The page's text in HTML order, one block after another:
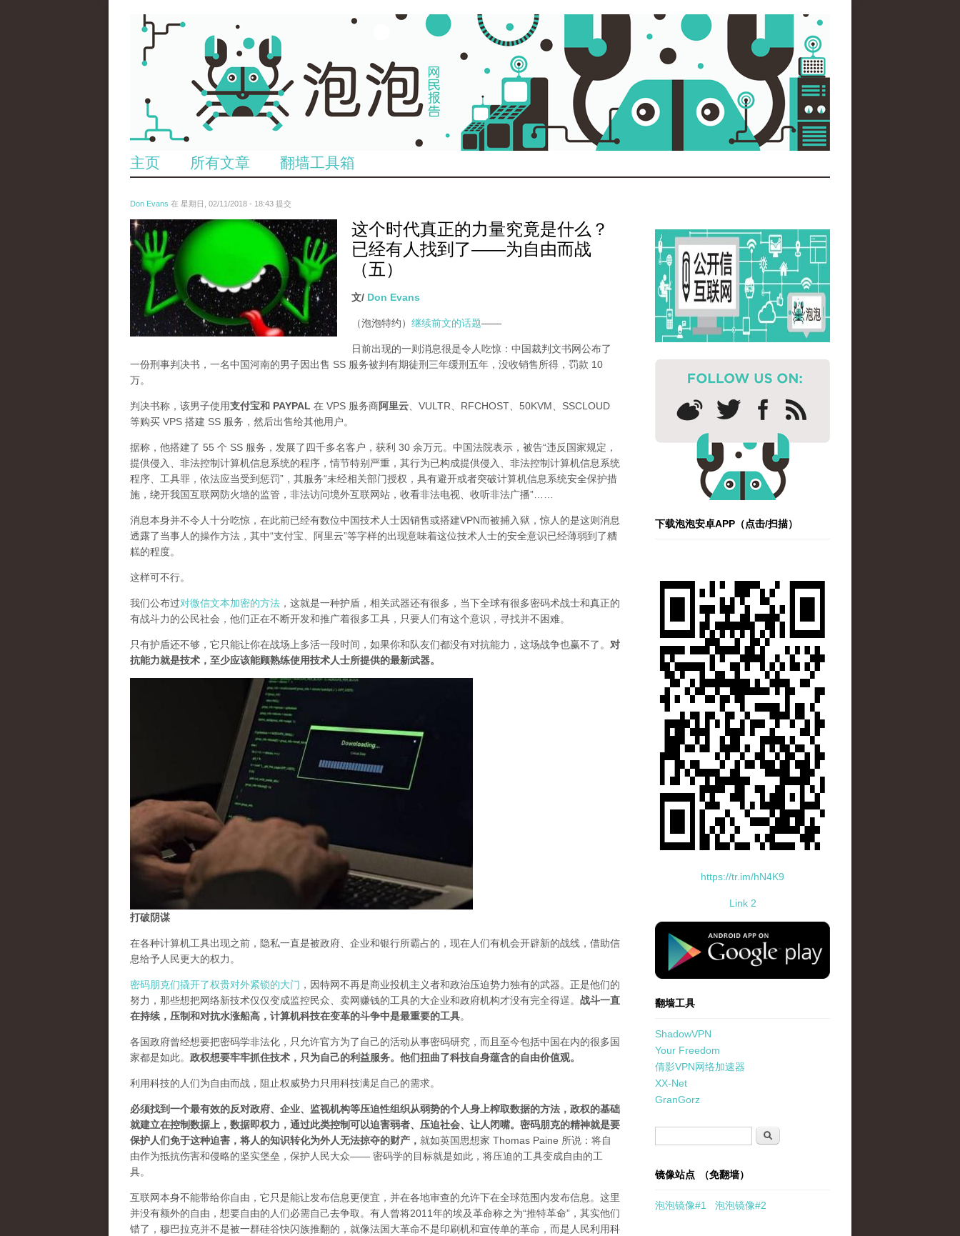
主页 所有文章 翻墙工具箱
Don Evans 在 星期日, 02/11/2018 - 18:43 提交
wechatimg1429.jpeg
这个时代真正的力量究竟是什么？
已经有人找到了——为自由而战
（五）
文/ Don Evans
（泡泡特约） 继续前文的话题——
日前出现的一则消息很是令人吃惊：中国裁判文书网公布了
一份刑事判决书，一名中国河南的男子因出售 SS 服务被判有期徒刑三年缓刑五年，没收销售所得，罚款 10
万。
判决书称，该男子使用支付宝和 PAYPAL 在 VPS 服务商阿里云 、VULTR、RFCHOST、50KVM、SSCLOUD
等购买 VPS 搭建 SS 服务，然后出售给其他用户。
据称，他搭建了 55 个 SS 服务，发展了四千多名客户，获利 30 余万元。中国法院表示，被告“违反国家规定，
提供侵入、非法控制计算机信息系统的程序，情节特别严重，其行为已构成提供侵入、非法控制计算机信息系统
程序、工具罪，依法应当受到惩罚”，其服务“未经相关部门授权，具有避开或者突破计算机信息系统安全保护措
施，绕开我国互联网防火墙的监管，非法访问境外互联网站，收看非法电视、收听非法广播”……
消息本身并不令人十分吃惊，在此前已经有数位中国技术人士因销售或搭建VPN而被捕入狱，惊人的是这则消息
透露了当事人的操作方法，其中“支付宝、阿里云”等字样的出现意味着这位技术人士的安全意识已经薄弱到了糟
糕的程度。
这样可不行。
我们公布过对微信文本加密的方法 ，这就是一种护盾，相关武器还有很多，当下全球有很多密码术战士和真正的
有战斗力的公民社会，他们正在不断开发和推广着很多工具，只要人们有这个意识，寻找并不困难。
只有护盾还不够，它只能让你在战场上多活一段时间，如果你和队友们都没有对抗能力，这场战争也赢不了。 对
抗能力就是技术，至少应该能顾熟练使用技术人士所提供的最新武器。
打破阴谋
在各种计算机工具出现之前，隐私一直是被政府、企业和银行所霸占的，现在人们有机会开辟新的战线，借助信
息给予人民更大的权力。
密码朋克们撬开了权贵对外紧锁的大门 ，因特网不再是商业投机主义者和政治压迫势力独有的武器。正是他们的
努力，那些想把网络新技术仅仅变成监控民众、卖网赚钱的工具的大企业和政府机构才没有完全得逞。 战斗一直
在持续，压制和对抗水涨船高，计算机科技在变革的斗争中是最重要的工具。
各国政府曾经想要把密码学非法化，只允许官方为了自己的活动从事密码研究，而且至今包括中国在内的很多国
家都是如此。 政权想要牢牢抓住技术，只为自己的利益服务。他们扭曲了科技自身蕴含的自由价值观。
利用科技的人们为自由而战，阻止权威势力只用科技满足自己的需求。
必须找到一个最有效的反对政府、企业、监视机构等压迫性组织从弱势的个人身上榨取数据的方法，政权的基础
就建立在控制数据上，数据即权力，通过此类控制可以迫害弱者、压迫社会、让人闭嘴。密码朋克的精神就是要
保护人们免于这种迫害，将人的知识转化为外人无法掠夺的财产 ， 就如英国思想家 Thomas Paine 所说：将自
由作为抵抗伤害和侵略的坚实堡垒，保护人民大众—— 密码学的目标就是如此，将压迫的工具变成自由的工
具。
互联网本身不能带给你自由，它只是能让发布信息更便宜，并在各地审查的允许下在全球范围内发布信息。这里
并没有额外的自由，想要自由的人们必需自己去争取。有人曾将2011年的埃及革命称之为“推特革命”，其实他们
错了，穆巴拉克并不是被一群硅谷快闪族推翻的，就像法国大革命不是印刷机和宣传单的革命，而是人民利用科
下载泡泡安卓APP（点击/扫描）
https://tr.im/hN4K9
Link 2
standard-icon-googleplay-app-store.png
翻墙工具
ShadowVPN
Your Freedom
倩影VPN网络加速器
XX-Net
GranGorz
搜索
镜像站点 （免翻墙）
泡泡镜像#1 泡泡镜像#2